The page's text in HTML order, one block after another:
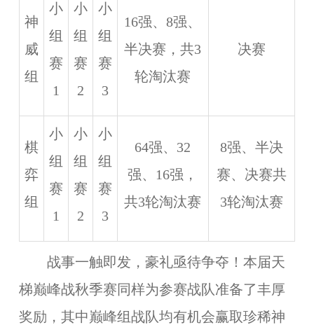
神
威
组
小
组
赛
1
小
组
赛
2
小
组
赛
3
16强、8强、
半决赛，共3
轮淘汰赛
决赛
棋
弈
组
小
组
赛
1
小
组
赛
2
小
组
赛
3
64强、32
强、16强，
共3轮淘汰赛
8强、半决
赛、决赛共
3轮淘汰赛
战事一触即发，豪礼亟待争夺！本届天
梯巅峰战秋季赛同样为参赛战队准备了丰厚
奖励，其中巅峰组战队均有机会赢取珍稀神